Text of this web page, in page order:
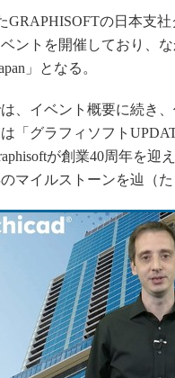
GRAPHISOFTの日本支
ントを開催しており、
」となる。
、イベント概要に続き
「グラフィソフト
が創業40周年を迎
マイルストーンを辿（た